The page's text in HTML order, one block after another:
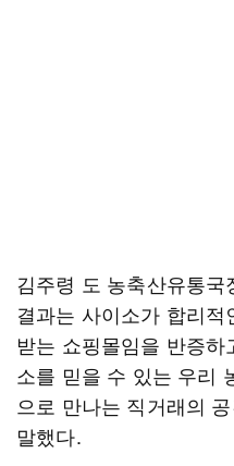
김주령 도 농축산유통국
결과는 사이소가 합리
받는 쇼핑몰임을 반증하
소를 믿을 수 있는 우리
으로 만나는 직거래의
말했다.